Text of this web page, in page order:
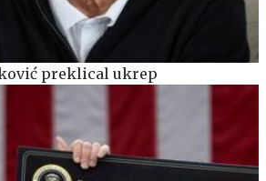
preklical ukrep